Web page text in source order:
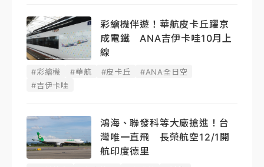
彩繪機伴遊！華航皮卡丘躍京
成電鐵 ANA吉伊卡哇10月上
線
#彩繪機 #華航 #皮卡丘
#ANA全日空
#吉伊卡哇
鴻海、聯發科等大廠搶進！台
灣唯一直飛 長榮航空12/1開
航印度德里